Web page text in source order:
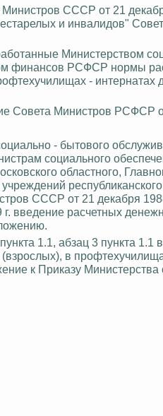
СССР от 21
и инвалидов"
Министерством
финансов РСФСР нормы
- интернатах
Совета Министров РСФСР
- бытового
социального
областного,
СССР от 21 декабря
г. введение расчетных
1.1, абзац 3 пункта
в
к Приказу